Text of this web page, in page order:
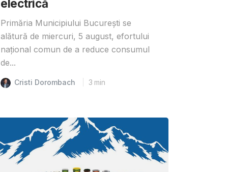
electrică
Primăria Municipiului București se
alătură de miercuri, 5 august, efortului
național comun de a reduce consumul
de...
Cristi Dorombach 3 min